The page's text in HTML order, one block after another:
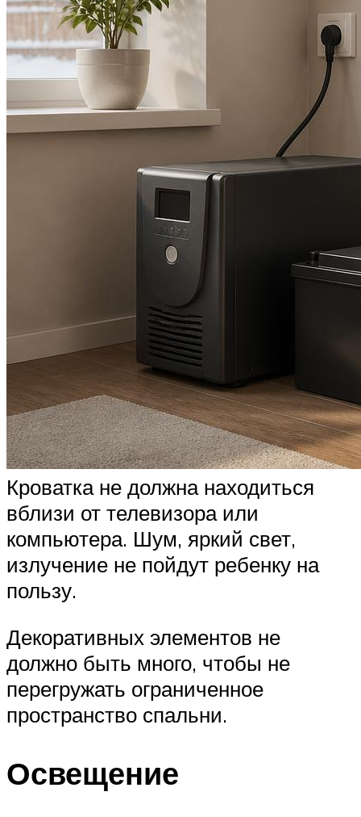
Кроватка не должна находиться
вблизи от телевизора или
компьютера. Шум, яркий свет,
излучение не пойдут ребенку на
пользу.
Декоративных элементов не
должно быть много, чтобы не
перегружать ограниченное
пространство спальни.
Освещение